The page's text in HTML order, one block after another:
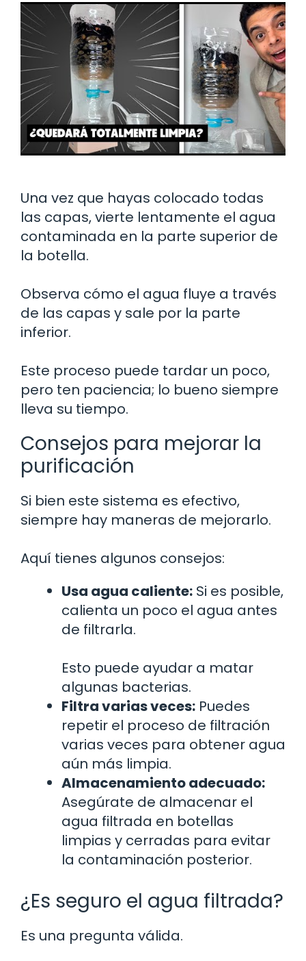
Una vez que hayas colocado todas
las capas, vierte lentamente el agua
contaminada en la parte superior de
la botella.
Observa cómo el agua fluye a través
de las capas y sale por la parte
inferior.
Este proceso puede tardar un poco,
pero ten paciencia; lo bueno siempre
lleva su tiempo.
Consejos para mejorar la
purificación
Si bien este sistema es efectivo,
siempre hay maneras de mejorarlo.
Aquí tienes algunos consejos:
Usa agua caliente: Si es posible,
calienta un poco el agua antes
de filtrarla.
Esto puede ayudar a matar
algunas bacterias.
Filtra varias veces: Puedes
repetir el proceso de filtración
varias veces para obtener agua
aún más limpia.
Almacenamiento adecuado:
Asegúrate de almacenar el
agua filtrada en botellas
limpias y cerradas para evitar
la contaminación posterior.
¿Es seguro el agua filtrada?
Es una pregunta válida.